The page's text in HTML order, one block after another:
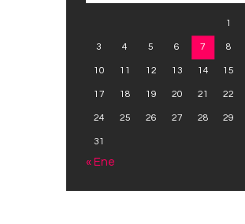
1
3 4 5 6 7 8
10 11 12 13 14 15
17 18 19 20 21 22
24 25 26 27 28 29
31
« Ene